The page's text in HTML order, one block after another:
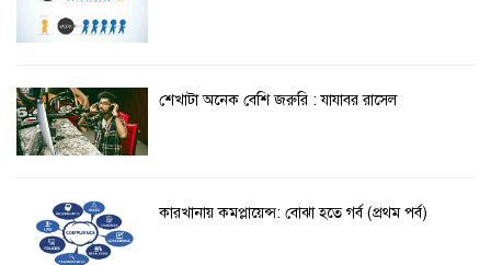
শেখাটা অনেক বেশি জরুরি : যাযাবর রাসেল
কারখানায় কমপ্লায়েন্স: বোঝা হতে গর্ব (প্রথম পর্ব)